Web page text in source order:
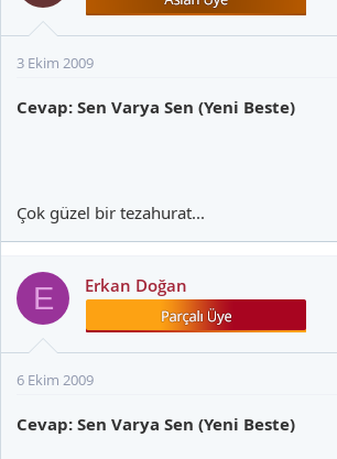
3 Ekim 2009
Cevap: Sen Varya Sen (Yeni Beste)
Çok güzel bir tezahurat...
E Erkan Doğan
6 Ekim 2009
Cevap: Sen Varya Sen (Yeni Beste)